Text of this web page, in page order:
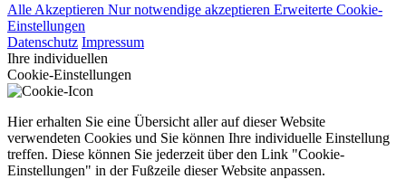
Alle Akzeptieren Nur notwendige akzeptieren Erweiterte Cookie-
Einstellungen
Datenschutz Impressum
Ihre individuellen
Cookie-Einstellungen
Hier erhalten Sie eine Übersicht aller auf dieser Website
verwendeten Cookies und Sie können Ihre individuelle Einstellung
treffen. Diese können Sie jederzeit über den Link "Cookie-
Einstellungen" in der Fußzeile dieser Website anpassen.